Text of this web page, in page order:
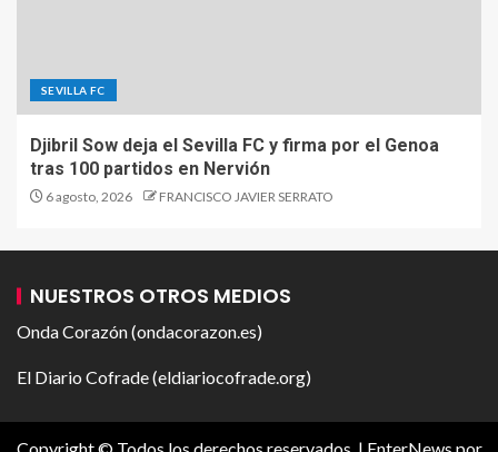
SEVILLA FC
Djibril Sow deja el Sevilla FC y firma por el Genoa
tras 100 partidos en Nervión
6 agosto, 2026 FRANCISCO JAVIER SERRATO
NUESTROS OTROS MEDIOS
Onda Corazón (ondacorazon.es)
El Diario Cofrade (eldiariocofrade.org)